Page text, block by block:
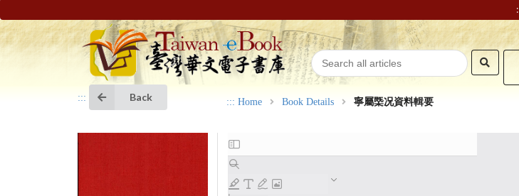
::: Back ::: Home Book Details 寧屬㮣况資料輯要